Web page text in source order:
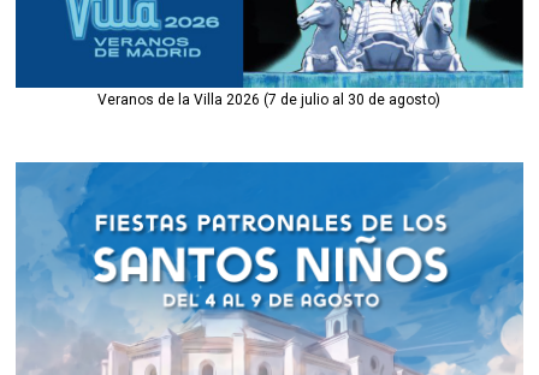
Veranos de la Villa 2026 (7 de julio al 30 de agosto)